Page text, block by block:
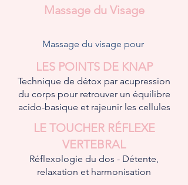
Massage du Visage
Massage du visage pour
LES POINTS DE KNAP
Technique de détox par acupression
du corps pour retrouver un équilibre
acido-basique et rajeunir les cellules
LE TOUCHER RÉFLEXE
VERTEBRAL
Réflexologie du dos - Détente,
relaxation et harmonisation